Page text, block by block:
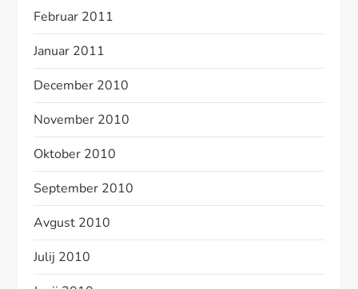
Februar 2011
Januar 2011
December 2010
November 2010
Oktober 2010
September 2010
Avgust 2010
Julij 2010